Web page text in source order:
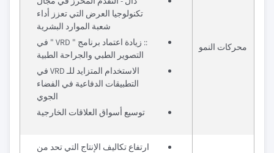
محركات النمو
تكنولوجيا العرض التي تعزز أداء
شعبة الموارد البشرية
:: زيادة اعتماد برنامج " VRD " في
التصوير الطبي والجراحة الطبية
الاستخدام المتزايد للـ VRD في
التطبيقات الدفاعية في الفضاء
الجوي
توسيع أسواق العلاقات الخارجية
ارتفاع تكاليف الإنتاج التي تحد من